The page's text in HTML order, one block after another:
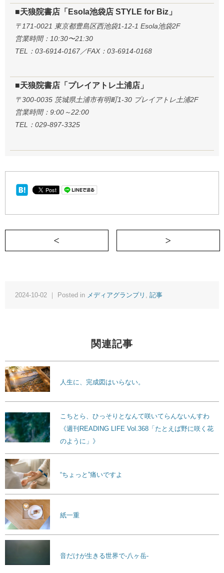
■天狼院書店「Esola池袋店 STYLE for Biz」
〒171-0021 東京都豊島区西池袋1-12-1 Esola池袋2F
営業時間：10:30〜21:30
TEL：03-6914-0167／FAX：03-6914-0168
■天狼院書店「プレイアトレ土浦店」
〒300-0035 茨城県土浦市有明町1-30 プレイアトレ土浦2F
営業時間：9:00～22:00
TEL：029-897-3325
＜ 「小1の壁」を乗り越える！働くママ
2024-10-02 ｜ Posted in メディアグランプリ 記事
関連記事
人生に、完成図はいらない。
こちとら、ひっそりとなんて咲いてらんないんすわ
《週刊READING LIFE Vol.368「たとえば野に咲く花
のように」》
“ちょっと”痛いですよ
紙一重
音だけが生きる世界で-八ヶ岳-